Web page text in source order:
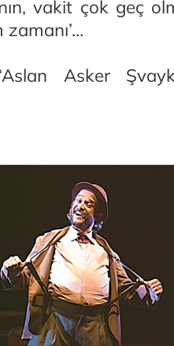
vakit çok geç
‘Aslan Asker